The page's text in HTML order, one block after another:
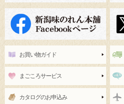
お買い物ガイド
まごころサービス
カタログのお申込み